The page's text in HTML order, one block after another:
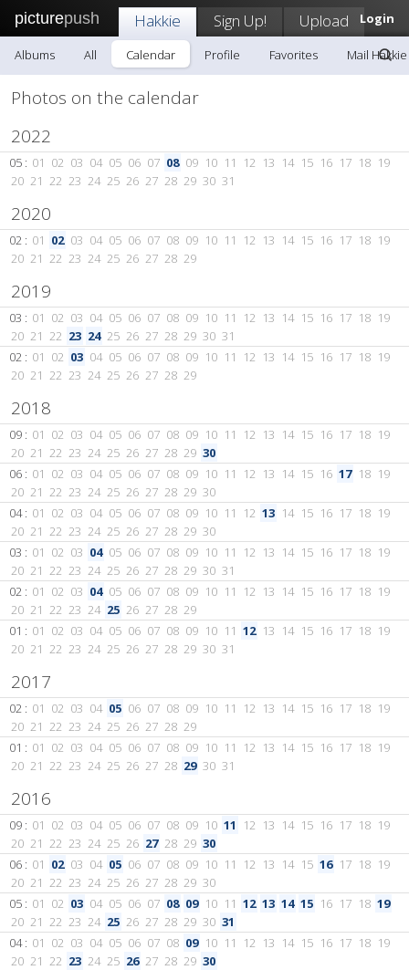
picturepush Login
Hakkie Sign Up! Upload
Albums All Calendar Profile Favorites Mail Hakkie
Photos on the calendar
2022
05 : 01 02 03 04 05 06 07 08 09 10 11 12 13 14 15 16 17 18 19
20 21 22 23 24 25 26 27 28 29 30 31
2020
02 : 01 02 03 04 05 06 07 08 09 10 11 12 13 14 15 16 17 18 19
20 21 22 23 24 25 26 27 28 29
2019
03 : 01 02 03 04 05 06 07 08 09 10 11 12 13 14 15 16 17 18 19
20 21 22 23 24 25 26 27 28 29 30 31
02 : 01 02 03 04 05 06 07 08 09 10 11 12 13 14 15 16 17 18 19
20 21 22 23 24 25 26 27 28 29
2018
09 : 01 02 03 04 05 06 07 08 09 10 11 12 13 14 15 16 17 18 19
20 21 22 23 24 25 26 27 28 29 30
06 : 01 02 03 04 05 06 07 08 09 10 11 12 13 14 15 16 17 18 19
20 21 22 23 24 25 26 27 28 29 30
04 : 01 02 03 04 05 06 07 08 09 10 11 12 13 14 15 16 17 18 19
20 21 22 23 24 25 26 27 28 29 30
03 : 01 02 03 04 05 06 07 08 09 10 11 12 13 14 15 16 17 18 19
20 21 22 23 24 25 26 27 28 29 30 31
02 : 01 02 03 04 05 06 07 08 09 10 11 12 13 14 15 16 17 18 19
20 21 22 23 24 25 26 27 28 29
01 : 01 02 03 04 05 06 07 08 09 10 11 12 13 14 15 16 17 18 19
20 21 22 23 24 25 26 27 28 29 30 31
2017
02 : 01 02 03 04 05 06 07 08 09 10 11 12 13 14 15 16 17 18 19
20 21 22 23 24 25 26 27 28 29
01 : 01 02 03 04 05 06 07 08 09 10 11 12 13 14 15 16 17 18 19
20 21 22 23 24 25 26 27 28 29 30 31
2016
09 : 01 02 03 04 05 06 07 08 09 10 11 12 13 14 15 16 17 18 19
20 21 22 23 24 25 26 27 28 29 30
06 : 01 02 03 04 05 06 07 08 09 10 11 12 13 14 15 16 17 18 19
20 21 22 23 24 25 26 27 28 29 30
05 : 01 02 03 04 05 06 07 08 09 10 11 12 13 14 15 16 17 18 19
20 21 22 23 24 25 26 27 28 29 30 31
04 : 01 02 03 04 05 06 07 08 09 10 11 12 13 14 15 16 17 18 19
20 21 22 23 24 25 26 27 28 29 30